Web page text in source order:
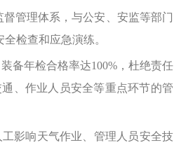
管理体系，与公安、安监等部门
检查和应急演练。
备年检合格率达100%，杜绝责任
、作业人员安全等重点环节的管
影响天气作业、管理人员安全技